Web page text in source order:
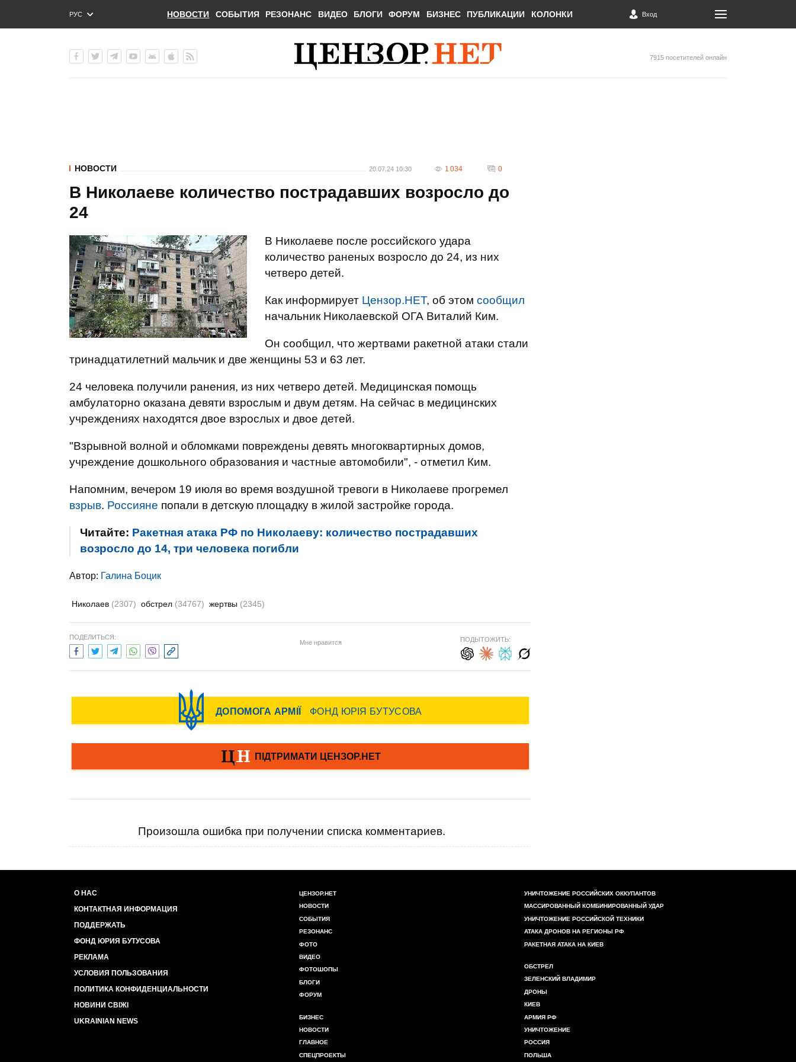
РУС
ENG
НОВОСТИ СОБЫТИЯ РЕЗОНАНС ВИДЕО БЛОГИ ФОРУМ БИЗНЕС ПУБЛИКАЦИИ КОЛОНКИ Вход
7915 посетителей онлайн
НОВОСТИ 20.07.24 10:30 1 034 0
В Николаеве количество пострадавших возросло до
24
В Николаеве после российского удара
количество раненых возросло до 24, из них
четверо детей.
Как информирует Цензор.НЕТ, об этом сообщил
начальник Николаевской ОГА Виталий Ким.
Он сообщил, что жертвами ракетной атаки стали
тринадцатилетний мальчик и две женщины 53 и 63 лет.
24 человека получили ранения, из них четверо детей. Медицинская помощь
амбулаторно оказана девяти взрослым и двум детям. На сейчас в медицинских
учреждениях находятся двое взрослых и двое детей.
"Взрывной волной и обломками повреждены девять многоквартирных домов,
учреждение дошкольного образования и частные автомобили", - отметил Ким.
Напомним, вечером 19 июля во время воздушной тревоги в Николаеве прогремел
взрыв. Россияне попали в детскую площадку в жилой застройке города.
Читайте: Ракетная атака РФ по Николаеву: количество пострадавших
возросло до 14, три человека погибли
Автор: Галина Боцик
Николаев (2307) обстрел (34767) жертвы (2345)
ПОДЕЛИТЬСЯ:
Мне нравится ПОДЫТОЖИТЬ:
Произошла ошибка при получении списка комментариев.
О НАС
КОНТАКТНАЯ ИНФОРМАЦИЯ
ПОДДЕРЖАТЬ
ФОНД ЮРИЯ БУТУСОВА
РЕКЛАМА
УСЛОВИЯ ПОЛЬЗОВАНИЯ
ПОЛИТИКА КОНФИДЕНЦИАЛЬНОСТИ
НОВИНИ СВІЖІ
UKRAINIAN NEWS
ЦЕНЗОР.НЕТ
НОВОСТИ
СОБЫТИЯ
РЕЗОНАНС
ФОТО
ВИДЕО
ФОТОШОПЫ
БЛОГИ
ФОРУМ
БИЗНЕС
НОВОСТИ
ГЛАВНОЕ
СПЕЦПРОЕКТЫ
УНИЧТОЖЕНИЕ РОССИЙСКИХ ОККУПАНТОВ
МАССИРОВАННЫЙ КОМБИНИРОВАННЫЙ УДАР
УНИЧТОЖЕНИЕ РОССИЙСКОЙ ТЕХНИКИ
АТАКА ДРОНОВ НА РЕГИОНЫ РФ
РАКЕТНАЯ АТАКА НА КИЕВ
ОБСТРЕЛ
ЗЕЛЕНСКИЙ ВЛАДИМИР
ДРОНЫ
КИЕВ
АРМИЯ РФ
УНИЧТОЖЕНИЕ
РОССИЯ
ПОЛЬША